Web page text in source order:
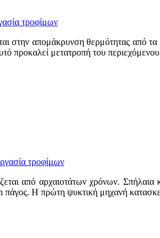
τροφίμων
στην απομάκρυνση θερμότητας από
προκαλεί μετατροπή του
τροφίμων
από αρχαιοτάτων χρόνων. Σπήλαια
πάγος. Η πρώτη ψυκτική μηχανή